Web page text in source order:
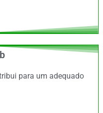
para um adequado